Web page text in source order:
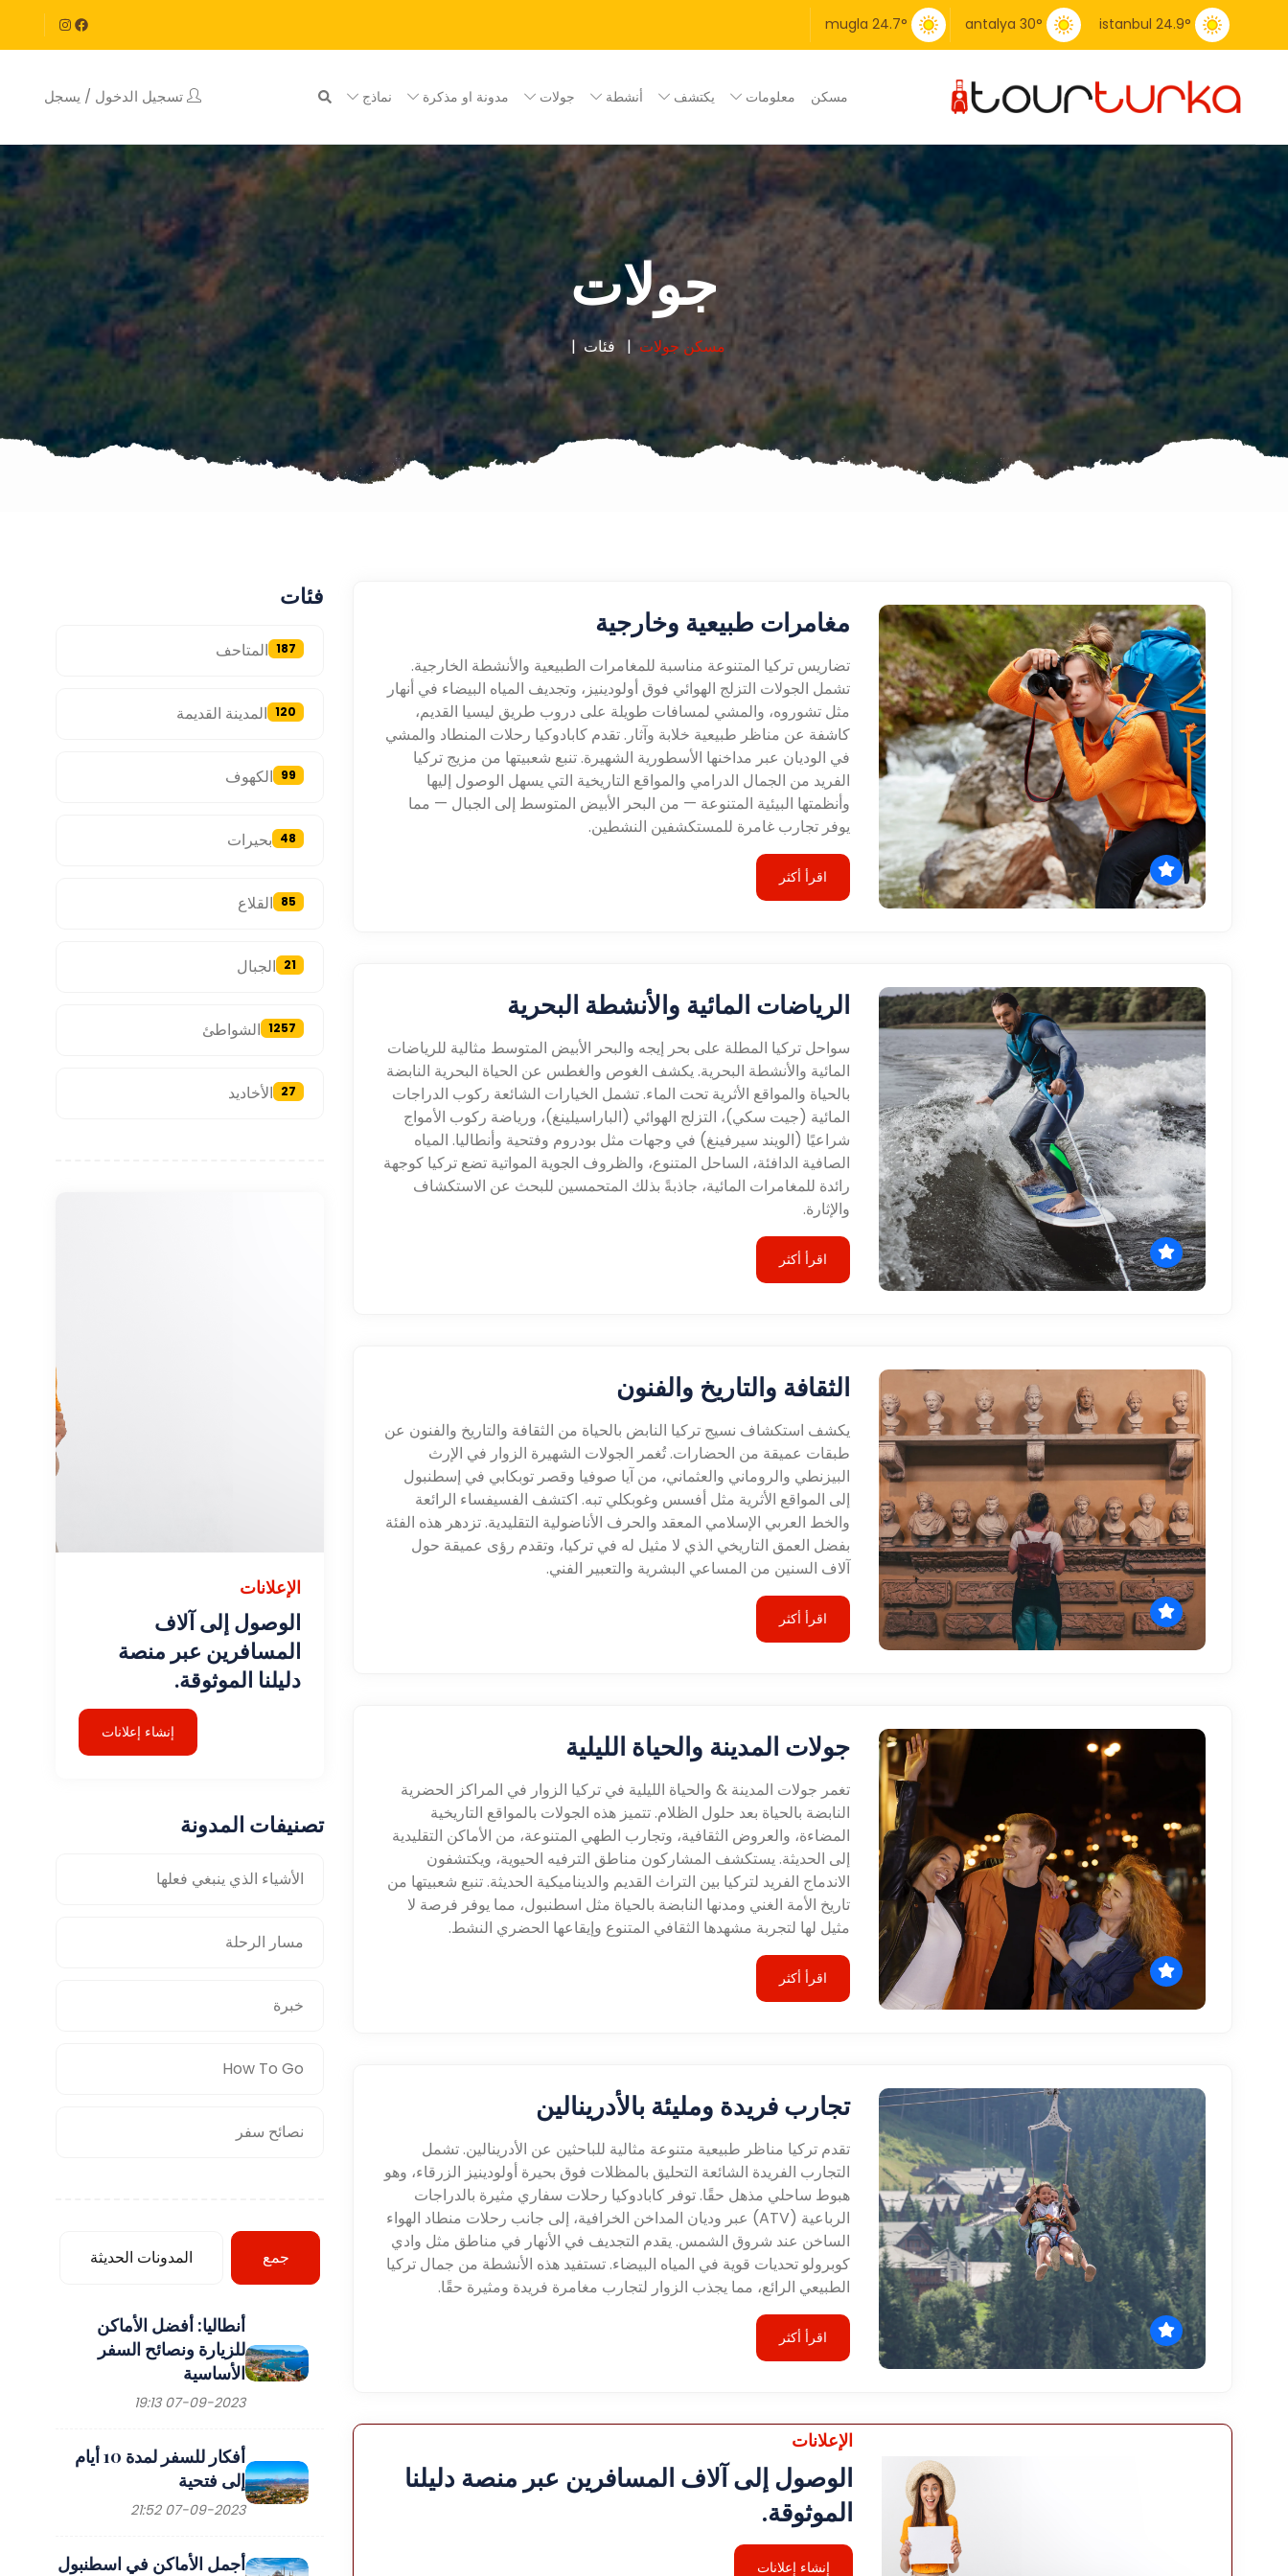
istanbul 24.9°
antalya 30°
mugla 24.7°
مسكن معلومات يكتشف أنشطة جولات مدونة او مذكرة نماذج تسجيل الدخول / يسجل
جولات
مسكن جولات فئات
مغامرات طبيعية وخارجية
تضاريس تركيا المتنوعة مناسبة للمغامرات الطبيعية والأنشطة الخارجية.
تشمل الجولات التزلج الهوائي فوق أولودينيز، وتجديف المياه البيضاء في أنهار
مثل تشوروه، والمشي لمسافات طويلة على دروب طريق ليسيا القديم،
كاشفة عن مناظر طبيعية خلابة وآثار. تقدم كابادوكيا رحلات المنطاد والمشي
في الوديان عبر مداخنها الأسطورية الشهيرة. تنبع شعبيتها من مزيج تركيا
الفريد من الجمال الدرامي والمواقع التاريخية التي يسهل الوصول إليها
وأنظمتها البيئية المتنوعة — من البحر الأبيض المتوسط إلى الجبال — مما
يوفر تجارب غامرة للمستكشفين النشطين.
اقرأ أكثر
الرياضات المائية والأنشطة البحرية
سواحل تركيا المطلة على بحر إيجه والبحر الأبيض المتوسط مثالية للرياضات
المائية والأنشطة البحرية. يكشف الغوص والغطس عن الحياة البحرية النابضة
بالحياة والمواقع الأثرية تحت الماء. تشمل الخيارات الشائعة ركوب الدراجات
المائية (جيت سكي)، التزلج الهوائي (الباراسيلينغ)، ورياضة ركوب الأمواج
شراعيًا (الويند سيرفينغ) في وجهات مثل بودروم وفتحية وأنطاليا. المياه
الصافية الدافئة، الساحل المتنوع، والظروف الجوية المواتية تضع تركيا كوجهة
رائدة للمغامرات المائية، جاذبةً بذلك المتحمسين للبحث عن الاستكشاف
والإثارة.
اقرأ أكثر
الثقافة والتاريخ والفنون
يكشف استكشاف نسيج تركيا النابض بالحياة من الثقافة والتاريخ والفنون عن
طبقات عميقة من الحضارات. تُغمر الجولات الشهيرة الزوار في الإرث
البيزنطي والروماني والعثماني، من آيا صوفيا وقصر توبكابي في إسطنبول
إلى المواقع الأثرية مثل أفسس وغوبكلي تبه. اكتشف الفسيفساء الرائعة
والخط العربي الإسلامي المعقد والحرف الأناضولية التقليدية. تزدهر هذه الفئة
بفضل العمق التاريخي الذي لا مثيل له في تركيا، وتقدم رؤى عميقة حول
آلاف السنين من المساعي البشرية والتعبير الفني.
اقرأ أكثر
جولات المدينة والحياة الليلية
تغمر جولات المدينة & والحياة الليلية في تركيا الزوار في المراكز الحضرية
النابضة بالحياة بعد حلول الظلام. تتميز هذه الجولات بالمواقع التاريخية
المضاءة، والعروض الثقافية، وتجارب الطهي المتنوعة، من الأماكن التقليدية
إلى الحديثة. يستكشف المشاركون مناطق الترفيه الحيوية، ويكتشفون
الاندماج الفريد لتركيا بين التراث القديم والديناميكية الحديثة. تنبع شعبيتها من
تاريخ الأمة الغني ومدنها النابضة بالحياة مثل اسطنبول، مما يوفر فرصة لا
مثيل لها لتجربة مشهدها الثقافي المتنوع وإيقاعها الحضري النشط.
اقرأ أكثر
تجارب فريدة ومليئة بالأدرينالين
تقدم تركيا مناظر طبيعية متنوعة مثالية للباحثين عن الأدرينالين. تشمل
التجارب الفريدة الشائعة التحليق بالمظلات فوق بحيرة أولودينيز الزرقاء، وهو
هبوط ساحلي مذهل حقًا. توفر كابادوكيا رحلات سفاري مثيرة بالدراجات
الرباعية (ATV) عبر وديان المداخن الخرافية، إلى جانب رحلات منطاد الهواء
الساخن عند شروق الشمس. يقدم التجديف في الأنهار في مناطق مثل وادي
كوبرولو تحديات قوية في المياه البيضاء. تستفيد هذه الأنشطة من جمال تركيا
الطبيعي الرائع، مما يجذب الزوار لتجارب مغامرة فريدة ومثيرة حقًا.
اقرأ أكثر
الإعلانات
الوصول إلى آلاف المسافرين عبر منصة دليلنا
الموثوقة.
إنشاء إعلانات
فئات
المتاحف 187
المدينة القديمة 120
الكهوف 99
بحيرات 48
القلاع 85
الجبال 21
الشواطئ 1257
الأخاديد 27
الإعلانات
الوصول إلى آلاف
المسافرين عبر منصة
دليلنا الموثوقة.
إنشاء إعلانات
تصنيفات المدونة
الأشياء الذي ينبغي فعلها
مسار الرحلة
خبرة
How To Go
نصائح سفر
جمع المدونات الحديثة
أنطاليا: أفضل الأماكن
للزيارة ونصائح السفر
الأساسية
07-09-2023 19:13
أفكار للسفر لمدة 10 أيام
إلى فتحية
07-09-2023 21:52
أجمل الأماكن في اسطنبول